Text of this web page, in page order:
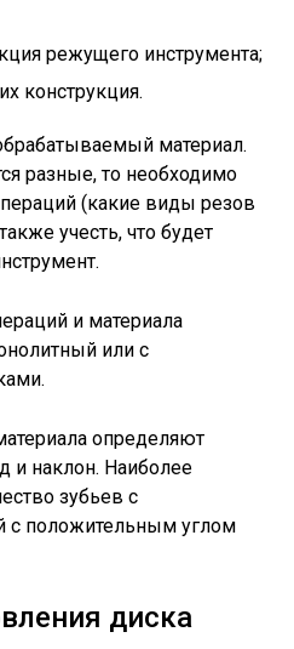
режущего инструмента;
конструкция.
материал.
разные, то необходимо
(какие виды резов
учесть, что будет
и материала
или с
определяют
и наклон. Наиболее
зубьев с
с положительным углом
диска